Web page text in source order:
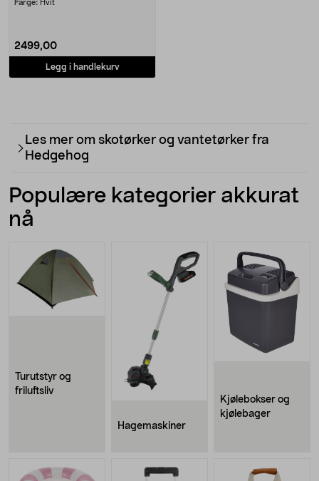
Farge: Hvit
2499,00
Legg i handlekurv
Les mer om skotørker og vantetørker fra
Hedgehog
Populære kategorier akkurat
nå
Turutstyr og
friluftsliv
Hagemaskiner
Kjølebokser og
kjølebager